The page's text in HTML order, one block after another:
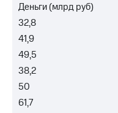
Описание
Деньги (млрд руб)
32,8
41,9
49,5
38,2
50
61,7